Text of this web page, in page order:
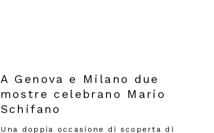
A Genova e Milano due
mostre celebrano Mario
Schifano
Una doppia occasione di scoperta di